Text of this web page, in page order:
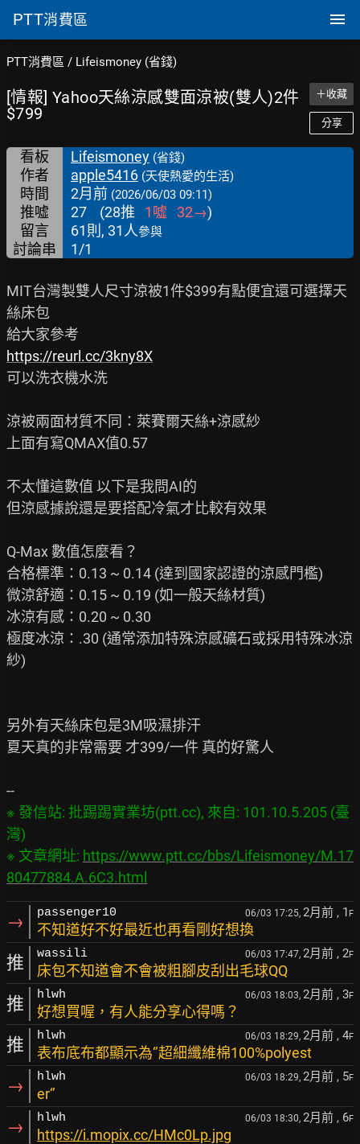
PTT消費區
PTT消費區 / Lifeismoney (省錢)
[情報] Yahoo天絲涼感雙面涼被(雙人)2件
$799
＋收藏
分享
看板 Lifeismoney (省錢)
作者 apple5416 (天使熱愛的生活)
時間 2月前 (2026/06/03 09:11)
推噓 27 (28推 1噓 32→)
留言
61則, 31人參與
討論串 1/1
MIT台灣製雙人尺寸涼被1件$399有點便宜還可選擇天
絲床包
https://reurl.cc/3kny8X
可以洗衣機水洗
涼被兩面材質不同：萊賽爾天絲+涼感紗
上面有寫QMAX值0.57
不太懂這數值 以下是我問AI的
但涼感據說還是要搭配冷氣才比較有效果
Q-Max 數值怎麼看？
合格標準：0.13 ~ 0.14 (達到國家認證的涼感門檻)
微涼舒適：0.15 ~ 0.19 (如一般天絲材質)
冰涼有感：0.20 ~ 0.30
極度冰涼：.30 (通常添加特殊涼感礦石或採用特殊冰涼
紗)
另外有天絲床包是3M吸濕排汗
夏天真的非常需要 才399/一件 真的好驚人
※ 發信站: 批踢踢實業坊(ptt.cc), 來自: 101.10.5.205 (臺
灣)
※ 文章網址: https://www.ptt.cc/bbs/Lifeismoney/M.17
80477884.A.6C3.html
→ passenger10 06/03 17:25, 2月前 , 1 F
不知道好不好最近也再看剛好想換
推 wassili 06/03 17:47, 2月前 , 2F
床包不知道會不會被粗腳皮刮出毛球QQ
推 hlwh 06/03 18:03, 2月前 , 3F
好想買喔，有人能分享心得嗎？
推 hlwh 06/03 18:29, 2月前 , 4F
表布底布都顯示為‘’超細纖維棉100%polyest
→ hlwh 06/03 18:29, 2月前 , 5F
er‘’
→ hlwh 06/03 18:30, 2月前 , 6F
https://i.mopix.cc/HMc0Lp.jpg